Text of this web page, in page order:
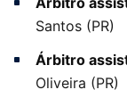
Santos (PR)
Árbitro
Oliveira (PR)